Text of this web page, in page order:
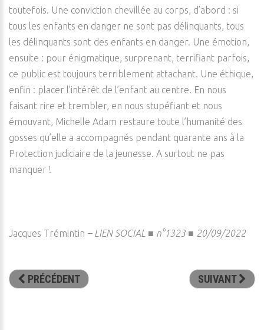
toutefois. Une conviction chevillée au corps, d’abord : si
tous les enfants en danger ne sont pas délinquants, tous
les délinquants sont des enfants en danger. Une émotion,
ensuite : pour énigmatique, surprenant, terrifiant parfois,
ce public est toujours terriblement attachant. Une éthique,
enfin : placer l’intérêt de l’enfant au centre. En nous
faisant rire et trembler, en nous stupéfiant et nous
émouvant, Michelle Adam restaure toute l’humanité des
gosses qu’elle a accompagnés pendant quarante ans à la
Protection judiciaire de la jeunesse. A surtout ne pas
manquer !
Jacques Trémintin – LIEN SOCIAL ■ n°1323 ■ 20/09/2022
PRÉCÉDENT SUIVANT